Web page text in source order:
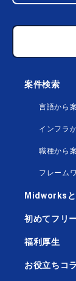
案件検索
言語から
インフラ
職種から
フレーム
Midworks
初めてフリ
福利厚生
お役立ちコ